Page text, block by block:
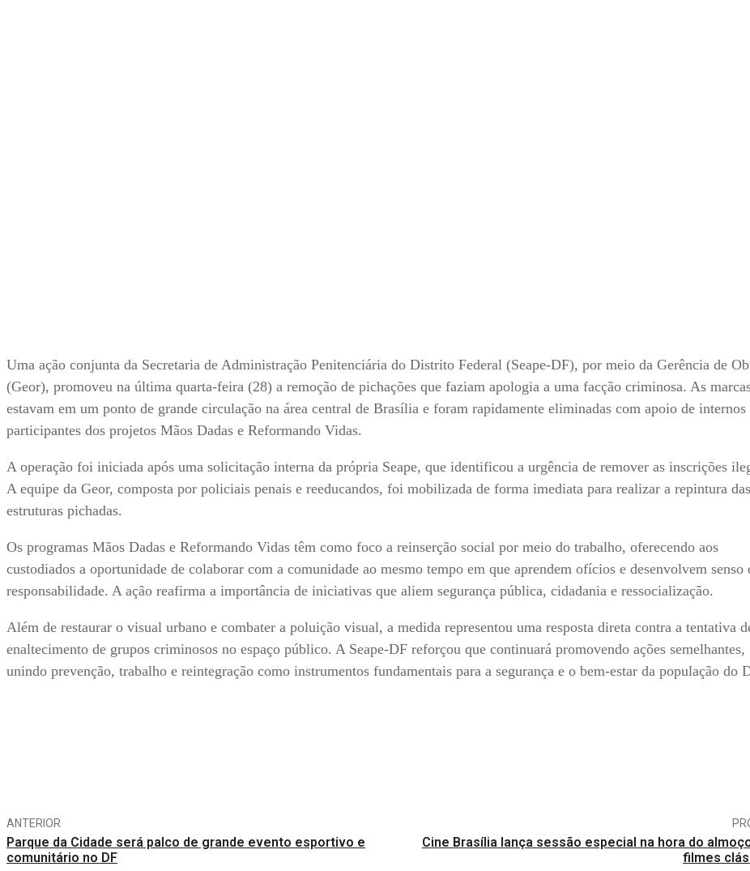
Uma ação conjunta da Secretaria de Administração Penitenciária do Distrito Federal (Seape-DF), por meio da Gerência de
(Geor), promoveu na última quarta-feira (28) a remoção de pichações que faziam apologia a uma facção criminosa. As
estavam em um ponto de grande circulação na área central de Brasília e foram rapidamente eliminadas com apoio de internos
participantes dos projetos Mãos Dadas e Reformando Vidas.
A operação foi iniciada após uma solicitação interna da própria Seape, que identificou a urgência de remover as inscrições
A equipe da Geor, composta por policiais penais e reeducandos, foi mobilizada de forma imediata para realizar a repintura das
estruturas pichadas.
Os programas Mãos Dadas e Reformando Vidas têm como foco a reinserção social por meio do trabalho, oferecendo aos
custodiados a oportunidade de colaborar com a comunidade ao mesmo tempo em que aprendem ofícios e desenvolvem senso
responsabilidade. A ação reafirma a importância de iniciativas que aliem segurança pública, cidadania e ressocialização.
Além de restaurar o visual urbano e combater a poluição visual, a medida representou uma resposta direta contra a tentativa
enaltecimento de grupos criminosos no espaço público. A Seape-DF reforçou que continuará promovendo ações semelhantes,
unindo prevenção, trabalho e reintegração como instrumentos fundamentais para a segurança e o bem-estar da população do
ANTERIOR
Parque da Cidade será palco de grande evento esportivo e
comunitário no DF
Cine Brasília lança sessão especial na hora do
filmes